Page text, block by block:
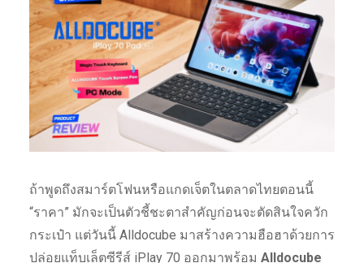
ถ้าพูดถึงสมาร์ตโฟนหรือแกดเจ็ตในตลาดไทยตอนนี้
“ราคา” มักจะเป็นตัวชี้ชะตาสำคัญก่อนจะตัดสินใจควัก
กระเป๋า แต่วันนี้ Alldocube มาสร้างความฮือฮาด้วยการ
ปล่อยแท็บเล็ตซีรีส์ iPlay 70 ออกมาพร้อม Alldocube